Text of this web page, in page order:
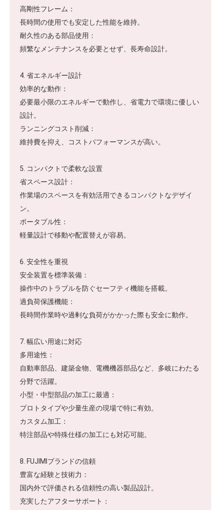
高剛性フレーム：
長時間の使用でも安定した性能を維持。
耐久性のある部品使用：
頻繁なメンテナンスを必要とせず、長寿命設計。
4. 省エネルギー設計
効率的な動作：
必要最小限のエネルギーで動作し、省電力で環境に優しい
設計。
ランニングコスト削減：
維持費を抑え、コストパフォーマンスが高い。
5. コンパクトで柔軟な設置
省スペース設計：
作業場のスペースを有効活用できるコンパクトなデザイ
ン。
ポータブル性：
軽量設計で移動や配置替えが容易。
6. 安全性を重視
安全装置を標準装備：
操作中のトラブルを防ぐセーフティ機能を搭載。
過負荷保護機能：
長時間作業時や過剰な負荷がかかった際も安全に動作。
7. 幅広い用途に対応
多用途性：
自動車部品、建築金物、電機機器部品など、多岐にわたる
分野で活躍。
小型・中型部品の加工に最適：
プロトタイプや少量生産の現場で特に有効。
カスタム加工：
特注部品や特殊仕様の加工にも対応可能。
8. FUJIMIブランドの信頼
豊富な経験と技術力：
国内外で評価される信頼性の高い製品設計。
充実したアフターサポート：